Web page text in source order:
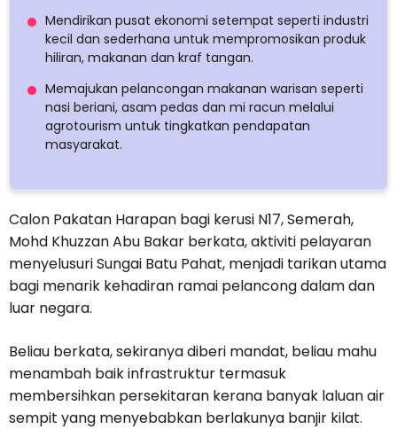
Mendirikan pusat ekonomi setempat seperti industri
kecil dan sederhana untuk mempromosikan produk
hiliran, makanan dan kraf tangan.
Memajukan pelancongan makanan warisan seperti
nasi beriani, asam pedas dan mi racun melalui
agrotourism untuk tingkatkan pendapatan
masyarakat.
Calon Pakatan Harapan bagi kerusi N17, Semerah,
Mohd Khuzzan Abu Bakar berkata, aktiviti pelayaran
menyelusuri Sungai Batu Pahat, menjadi tarikan utama
bagi menarik kehadiran ramai pelancong dalam dan
luar negara.
Beliau berkata, sekiranya diberi mandat, beliau mahu
menambah baik infrastruktur termasuk
membersihkan persekitaran kerana banyak laluan air
sempit yang menyebabkan berlakunya banjir kilat.